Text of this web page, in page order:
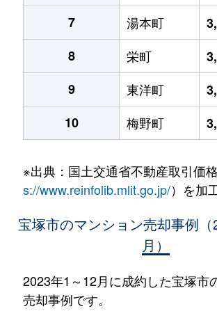
7
湯本町
8
栄町
9
東洋町
10
梅野町
※出典：国土交通省不動産取引価
s://www.reinfolib.mlit.go.jp/）を加
宝塚市のマンション売却事例
月）
2023年1～12月に成約した宝塚市
売却事例です。